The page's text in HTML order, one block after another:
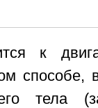
к
тела